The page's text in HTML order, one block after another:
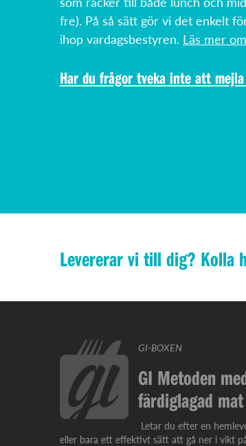
fre). På så sätt gör vi det enkelt
ihop vardagsbestyren. Läs mer
Har du frågor tveka inte att
Levererar vi till dig? Kolla
GI-BOXEN
GI Metoden
färdiglagad mat
Letar du efter en
eller bara ett effektivt sätt att gå ner i vikt